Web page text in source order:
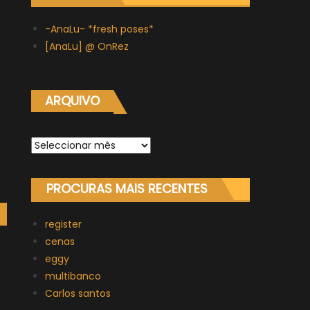
-AnaLu- *fresh poses*
[AnaLu] @ OnRez
ARQUIVO
Arquivo
PROCURAS MAIS RECENTES
register
cenas
eggy
multibanco
Carlos santos